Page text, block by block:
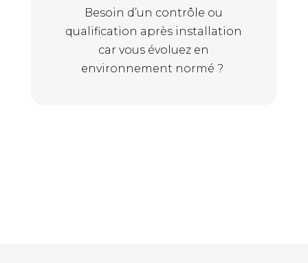
Besoin d’un contrôle ou
qualification après installation
car vous évoluez en
environnement normé ?